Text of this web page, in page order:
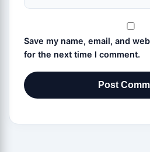
Save my name, email, and
for the next time I comment.